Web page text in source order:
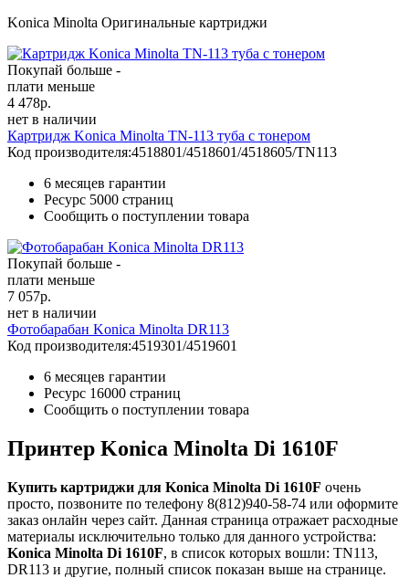
Konica Minolta Оригинальные картриджи
Покупай больше -
плати меньше
4 478р.
нет в наличии
Картридж Konica Minolta TN-113 туба с тонером
Код производителя:4518801/4518601/4518605/TN113
6 месяцев гарантии
Ресурс 5000 страниц
Сообщить о поступлении товара
Покупай больше -
плати меньше
7 057р.
нет в наличии
Фотобарабан Konica Minolta DR113
Код производителя:4519301/4519601
6 месяцев гарантии
Ресурс 16000 страниц
Сообщить о поступлении товара
Принтер Konica Minolta Di 1610F
Купить картриджи для Konica Minolta Di 1610F очень
просто, позвоните по телефону 8(812)940-58-74 или оформите
заказ онлайн через сайт. Данная страница отражает расходные
материалы исключительно только для данного устройства:
Konica Minolta Di 1610F, в список которых вошли: TN113,
DR113 и другие, полный список показан выше на странице.